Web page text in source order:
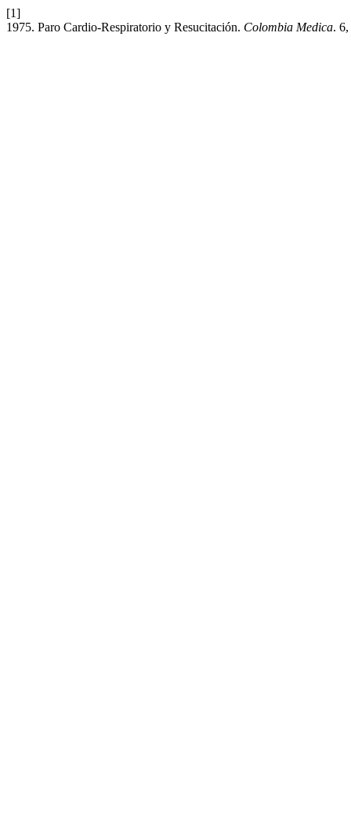
[1]
1975. Paro Cardio-Respiratorio y Resucitación. Colombia Medica.